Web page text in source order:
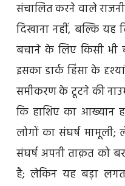
संचालित करने वाले
दिखाना नहीं, बल्कि
बचाने के लिए किसी भी
इसका डार्क हिंसा के
समीकरण के टूटने की
कि हाशिए का आख्यान
लोगों का संघर्ष
संघर्ष अपनी ताक़त को
है; लेकिन यह बड़ा